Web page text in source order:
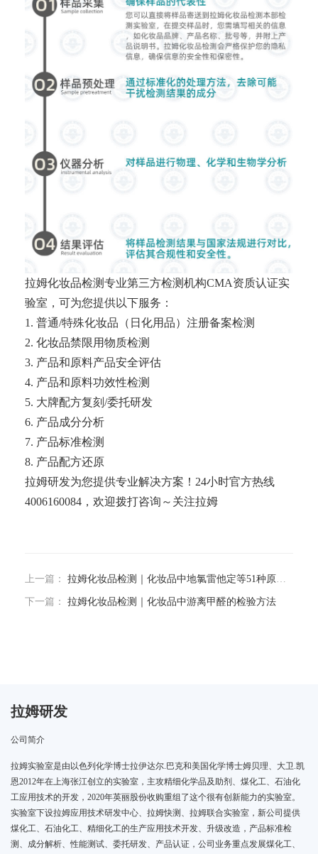
拉姆化妆品检测专业第三方检测机构CMA资质认证实
验室，可为您提供以下服务：
1. 普通/特殊化妆品（日化用品）注册备案检测
2. 化妆品禁限用物质检测
3. 产品和原料产品安全评估
4. 产品和原料功效性检测
5. 大牌配方复刻/委托研发
6. 产品成分分析
7. 产品标准检测
8. 产品配方还原
拉姆研发为您提供专业解决方案！24小时官方热线
4006160084，欢迎拨打咨询～关注拉姆
上一篇： 拉姆化妆品检测｜化妆品中地氯雷他定等51种原料的检验方法
下一篇： 拉姆化妆品检测｜化妆品中游离甲醛的检验方法
拉姆研发
公司简介
拉姆实验室是由以色列化学博士拉伊达尔.巴克和美国化学博士姆贝理、大卫.凯
恩2012年在上海张江创立的实验室，主攻精细化学品及助剂、煤化工、石油化
工应用技术的开发，2020年英丽股份收购重组了这个很有创新能力的实验室。
实验室下设拉姆应用技术研发中心、拉姆快测、拉姆联合实验室，新公司提供
煤化工、石油化工、精细化工的生产应用技术开发、升级改造，产品标准检
测、成分解析、性能测试、委托研发、产品认证，公司业务重点发展煤化工、